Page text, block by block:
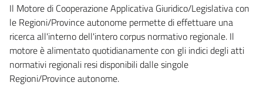
Il Motore di Cooperazione Applicativa Giuridico/Legislativa con
le Regioni/Province autonome permette di effettuare una
ricerca all'interno dell'intero corpus normativo regionale. Il
motore è alimentato quotidianamente con gli indici degli atti
normativi regionali resi disponibili dalle singole
Regioni/Province autonome.